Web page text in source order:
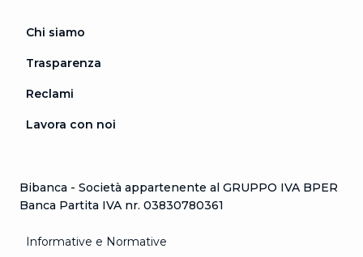
Chi siamo
Trasparenza
Reclami
Lavora con noi
Bibanca - Società appartenente al GRUPPO IVA BPER
Banca Partita IVA nr. 03830780361
Informative e Normative